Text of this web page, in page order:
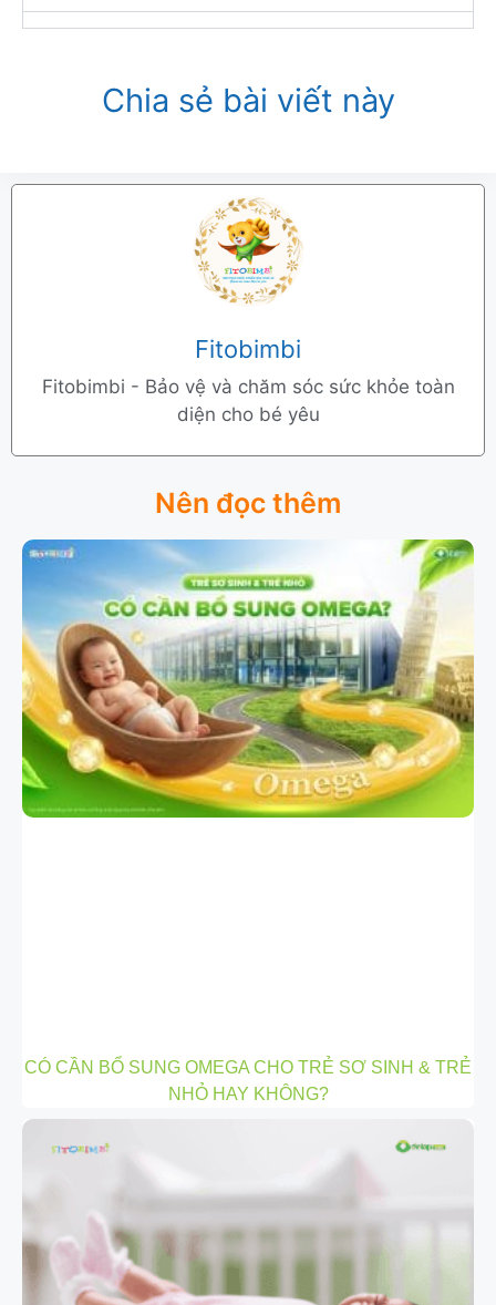
Chia sẻ bài viết này
Fitobimbi
Fitobimbi - Bảo vệ và chăm sóc sức khỏe toàn
diện cho bé yêu
Nên đọc thêm
CÓ CẦN BỔ SUNG OMEGA CHO TRẺ SƠ SINH & TRẺ
NHỎ HAY KHÔNG?